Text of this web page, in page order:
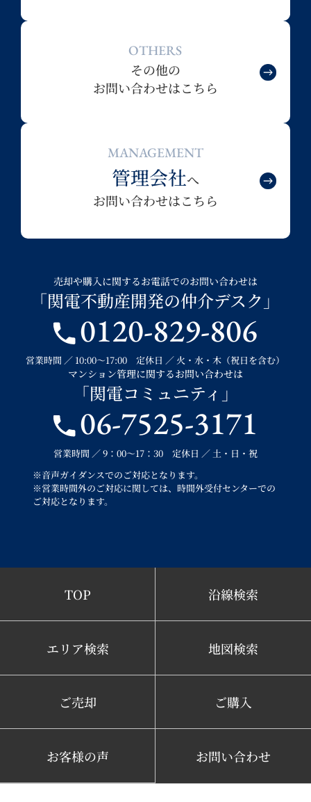
OTHERS
その他の
お問い合わせはこちら
MANAGEMENT
管理会社へ
お問い合わせはこちら
売却や購入に関するお電話でのお問い合わせは
「関電不動産開発の仲介デスク」
0120-829-806
営業時間 ／ 10:00～17:00 定休日 ／ 火・水・木（祝日を含む）
マンション管理に関するお問い合わせは
「関電コミュニティ」
06-7525-3171
営業時間 ／ 9：00～17：30 定休日 ／ 土・日・祝
※音声ガイダンスでのご対応となります。
※営業時間外のご対応に関しては、時間外受付センターでの
ご対応となります。
TOP 沿線検索
エリア検索 地図検索
ご売却 ご購入
お客様の声 お問い合わせ